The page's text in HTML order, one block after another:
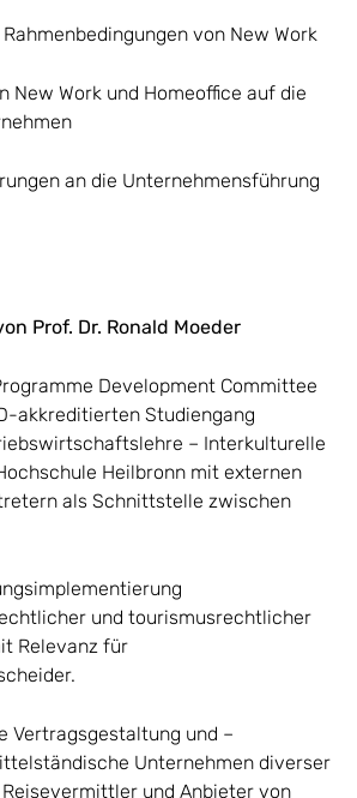
von New Work
New Work und Homeoffice auf die
an die Unternehmensführung
Prof. Dr. Ronald Moeder
Development Committee
akkreditierten Studiengang
– Interkulturelle
Heilbronn mit externen
als Schnittstelle zwischen
und tourismusrechtlicher
Relevanz für
Vertragsgestaltung und –
Unternehmen diverser
Reisevermittler und Anbieter von